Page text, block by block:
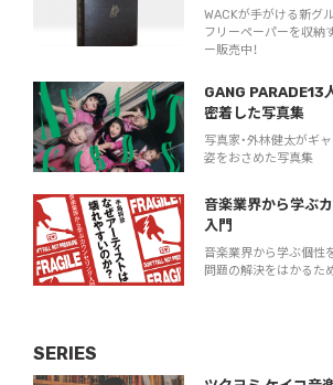
WACKが手がける新グ
フリーペーパーを収納
ー販売中！
GANG PARADE13
密着した写真集
写真家・外林健太がギ
姿をおさめた写真集
音楽業界から学ぶ
入門
音楽業界から学ぶ個性
問題の解決をはかるた
SERIES